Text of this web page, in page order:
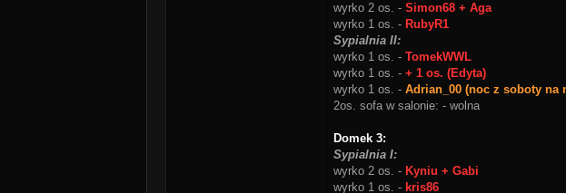
wyrko 2 os. - Simon68 + Aga
wyrko 1 os. - RubyR1
Sypialnia II:
wyrko 1 os. - TomekWWL
wyrko 1 os. - + 1 os. (Edyta)
wyrko 1 os. - Adrian_00 (noc z soboty na
2os. sofa w salonie: - wolna
Domek 3:
Sypialnia I:
wyrko 2 os. - Kyniu + Gabi
wyrko 1 os. - kris86